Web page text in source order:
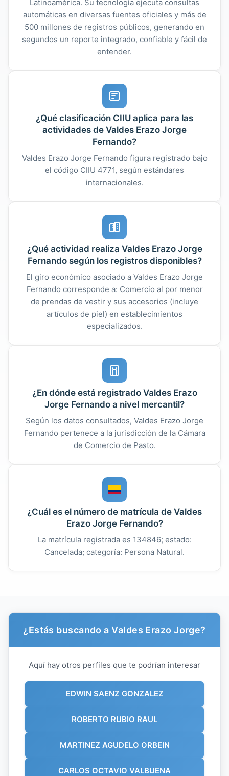
Latinoamérica. Su tecnología ejecuta consultas
automáticas en diversas fuentes oficiales y más de
500 millones de registros públicos, generando en
segundos un reporte integrado, confiable y fácil de
entender.
¿Qué clasificación CIIU aplica para las
actividades de Valdes Erazo Jorge
Fernando?
Valdes Erazo Jorge Fernando figura registrado bajo
el código CIIU 4771, según estándares
internacionales.
¿Qué actividad realiza Valdes Erazo Jorge
Fernando según los registros disponibles?
El giro económico asociado a Valdes Erazo Jorge
Fernando corresponde a: Comercio al por menor
de prendas de vestir y sus accesorios (incluye
artículos de piel) en establecimientos
especializados.
¿En dónde está registrado Valdes Erazo
Jorge Fernando a nivel mercantil?
Según los datos consultados, Valdes Erazo Jorge
Fernando pertenece a la jurisdicción de la Cámara
de Comercio de Pasto.
¿Cuál es el número de matrícula de Valdes
Erazo Jorge Fernando?
La matrícula registrada es 134846; estado:
Cancelada; categoría: Persona Natural.
¿Estás buscando a Valdes Erazo Jorge?
Aquí hay otros perfiles que te podrían interesar
EDWIN SAENZ GONZALEZ
ROBERTO RUBIO RAUL
MARTINEZ AGUDELO ORBEIN
CARLOS OCTAVIO VALBUENA